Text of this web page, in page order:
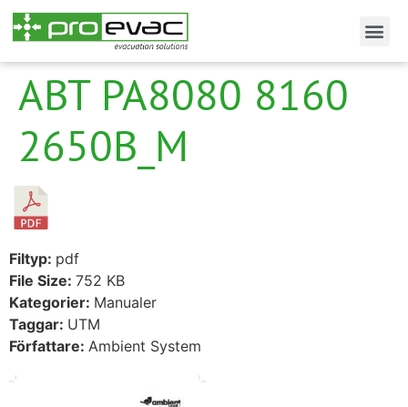
ABT PA8080 8160
2650B_M
Filtyp: pdf
File Size: 752 KB
Kategorier: Manualer
Taggar: UTM
Författare: Ambient System